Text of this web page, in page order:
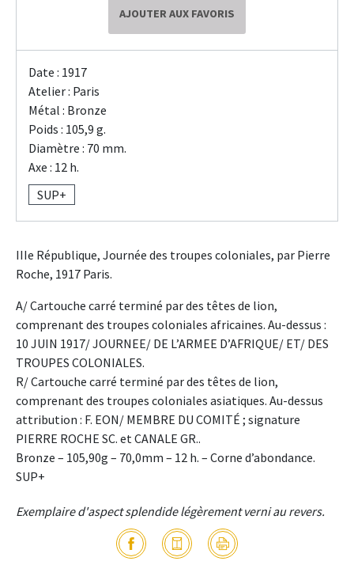
AJOUTER AUX FAVORIS
Date : 1917
Atelier : Paris
Métal : Bronze
Poids : 105,9 g.
Diamètre : 70 mm.
Axe : 12 h.
SUP+
IIIe République, Journée des troupes coloniales, par Pierre
Roche, 1917 Paris.
A/ Cartouche carré terminé par des têtes de lion,
comprenant des troupes coloniales africaines. Au-dessus :
10 JUIN 1917/ JOURNEE/ DE L’ARMEE D’AFRIQUE/ ET/ DES
TROUPES COLONIALES.
R/ Cartouche carré terminé par des têtes de lion,
comprenant des troupes coloniales asiatiques. Au-dessus
attribution : F. EON/ MEMBRE DU COMITÉ ; signature
PIERRE ROCHE SC. et CANALE GR..
Bronze – 105,90g – 70,0mm – 12 h. – Corne d’abondance.
SUP+
Exemplaire d'aspect splendide légèrement verni au revers.